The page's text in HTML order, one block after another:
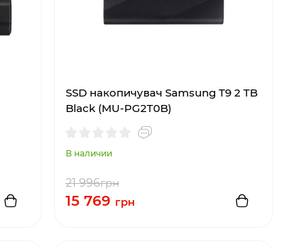
SSD накопичувач Samsung T9 2 TB
Black (MU-PG2T0B)
В наличии
21 996грн
15 769 грн